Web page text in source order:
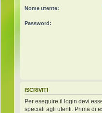
Nome utente:
Password:
ISCRIVITI
Per eseguire il login devi
speciali agli utenti. Prima di